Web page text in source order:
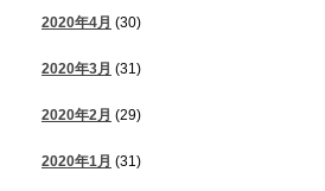
2020年4月 (30)
2020年3月 (31)
2020年2月 (29)
2020年1月 (31)